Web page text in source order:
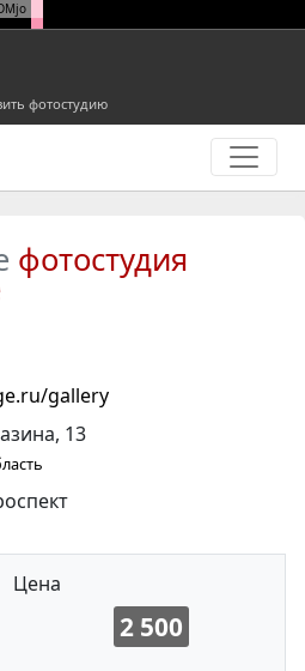
фотостудию
фотостудия
gallery
13
Цена
2 500